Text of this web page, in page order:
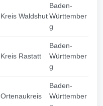
Kreis Waldshut
Baden-
Württember
g
Kreis Rastatt
Baden-
Württember
g
Ortenaukreis
Baden-
Württember